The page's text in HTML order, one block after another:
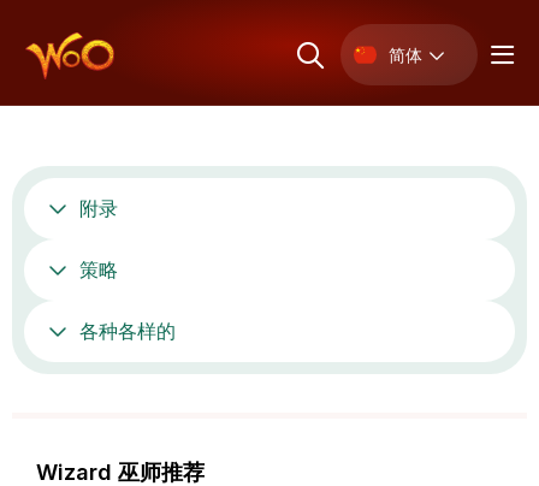
简体
附录
策略
各种各样的
Wizard 巫师推荐